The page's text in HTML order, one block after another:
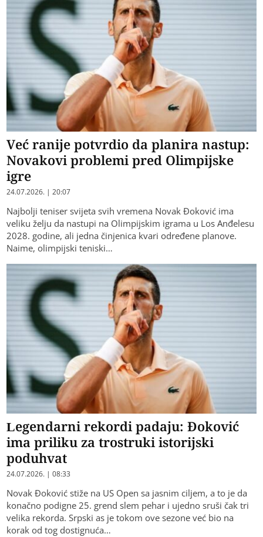
Već ranije potvrdio da planira nastup:
Novakovi problemi pred Olimpijske
igre
24.07.2026. | 20:07
Najbolji teniser svijeta svih vremena Novak Đoković ima
veliku želju da nastupi na Olimpijskim igrama u Los Anđelesu
2028. godine, ali jedna činjenica kvari određene planove.
Naime, olimpijski teniski…
Legendarni rekordi padaju: Đoković
ima priliku za trostruki istorijski
poduhvat
24.07.2026. | 08:33
Novak Đoković stiže na US Open sa jasnim ciljem, a to je da
konačno podigne 25. grend slem pehar i ujedno sruši čak tri
velika rekorda. Srpski as je tokom ove sezone već bio na
korak od tog dostignuća…